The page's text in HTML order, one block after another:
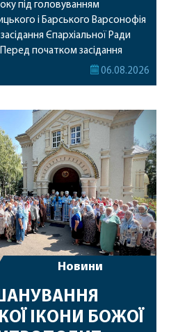
під головуванням
і Барського Варсонофія
Єпархіальної Ради
Перед початком засідання
Ради від імені членів Ради
здоров’я, Божої
радості та
у подальшому
[…]
06.08.2026
Новини
ІКОНИ БОЖОЇ